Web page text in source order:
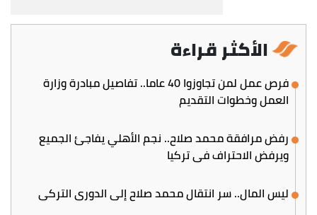
الأكثر قراءة
فرص عمل لمن تجاوزوا 40 عاما.. تفاصيل مبادرة وزارة
العمل وخطوات التقديم
رفض مرافقة محمد صلاح.. نجم الأهلي يفاجئ الجميع
ويرفض الاحتراف في تركيا
ليس المال.. سر انتقال محمد صلاح إلى الدوري التركي